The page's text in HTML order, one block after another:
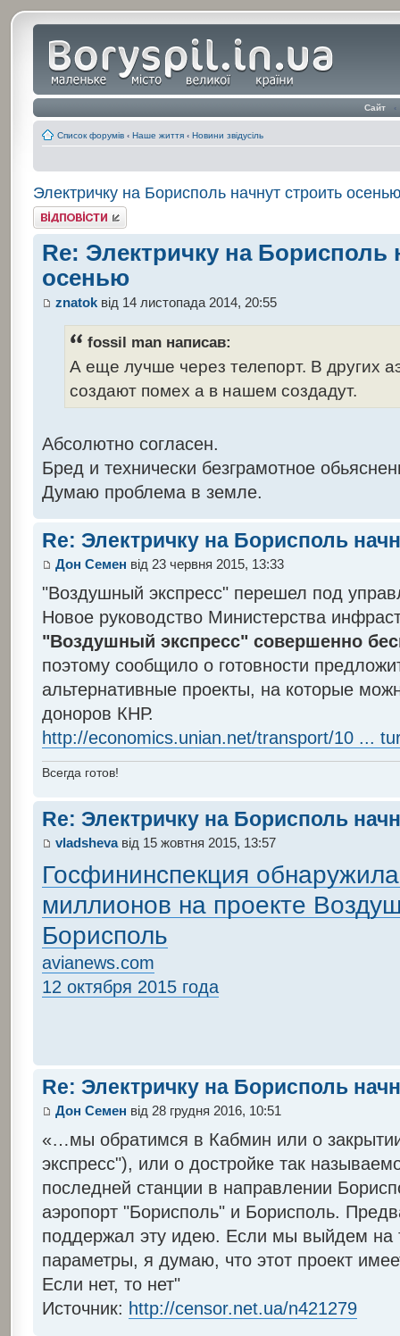
Сайт ‹
Список форумів ‹ Наше життя ‹ Новини звідусіль
Электричку на Борисполь начнут строить
Відповісти
Re: Электричку на Борисполь
осенью
znatokвід 14 листопада 2014, 20:55
fossil man написав:
А еще лучше через телепорт. В других
создают помех а в нашем создадут.
Абсолютно согласен.
Бред и технически безграмотное
Думаю проблема в земле.
Re: Электричку на Борисполь
Дон Семен від 23 червня 2015, 13:33
"Воздушный экспресс" перешел под
Новое руководство Министерства
"Воздушный экспресс" совершенно
поэтому сообщило о готовности
альтернативные проекты, на которые
доноров КНР.
http://economics.unian.net/transport/10 ...
Всегда готов!
Re: Электричку на Борисполь
vladshevaвід 15 жовтня 2015, 13:57
Госфининспекция
миллионов на проекте
Борисполь
avianews.com
12 октября 2015 года
Re: Электричку на Борисполь
Дон Семен від 28 грудня 2016, 10:51
«…мы обратимся в Кабмин или о
экспресс"), или о достройке так
последней станции в направлении
аэропорт "Борисполь" и Борисполь.
поддержал эту идею. Если мы выйдем на
параметры, я думаю, что этот проект
Если нет, то нет"
Источник: http://censor.net.ua/n421279